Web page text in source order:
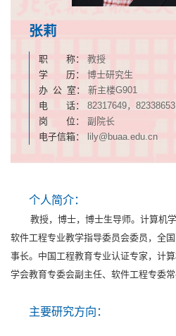
张莉
职 称： 教授
学 历： 博士研究生
办 公 室： 新主楼G901
电 话： 82317649，82338653
岗 位： 副院长
电子信箱：
lily@buaa.edu.cn
个人简介：
教授，博士，博士生导师。计算机学
软件工程专业教学指导委员会委员，全
事长。中国工程教育专业认证专家，计
学会教育专委会副主任、软件工程专委常
主要研究方向：